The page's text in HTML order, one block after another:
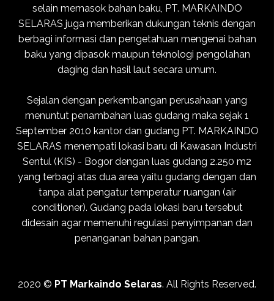
selain memasok bahan baku, PT. MARKAINDO
SELARAS juga memberikan dukungan teknis dengan
berbagi informasi dan pengetahuan mengenai bahan
baku yang dipasok maupun teknologi pengolahan
daging dan hasil laut secara umum.
Sejalan dengan perkembangan perusahaan yang
menuntut penambahan luas gudang maka sejak 1
September 2010 kantor dan gudang PT. MARKAINDO
SELARAS menempati lokasi baru di Kawasan Industri
Sentul (KIS) - Bogor dengan luas gudang 2.250 m2
yang terbagi atas dua area yaitu gudang dengan dan
tanpa alat pengatur temperatur ruangan (air
conditioner). Gudang pada lokasi baru tersebut
didesain agar memenuhi regulasi penyimpanan dan
penanganan bahan pangan.
2020 © PT Markaindo Selaras. All Rights Reserved.